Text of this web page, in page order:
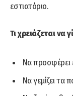
εστιατόριο.
Τι χρειάζεται να
Να προσφέρει
Να γεμίζει τα